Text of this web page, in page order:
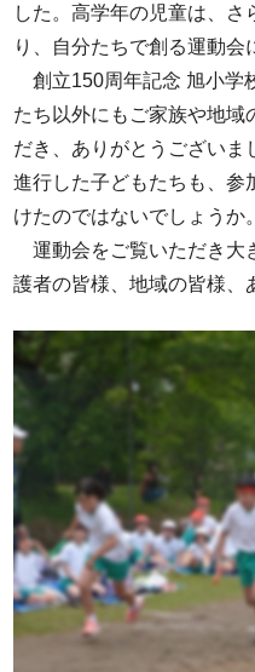
した。高学年の児童は、
り、自分たちで創る運動会
創立150周年記念 旭小学
たち以外にもご家族や地域
だき、ありがとうございま
進行した子どもたちも、参
けたのではないでしょうか。
運動会をご覧いただき大
護者の皆様、地域の皆様、